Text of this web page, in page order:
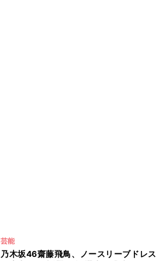
芸能
乃木坂46齋藤飛鳥、ノースリーブドレス